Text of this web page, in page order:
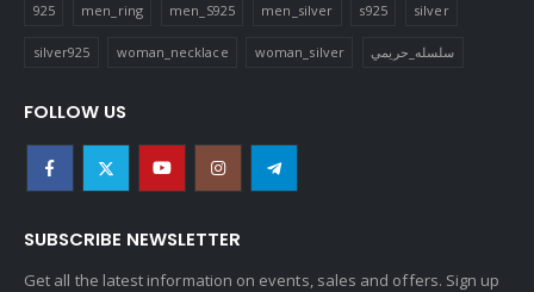
925 men_ring men_S925 men_silver s925 silver
silver925 woman_necklace woman_silver سلسله_حريمي
FOLLOW US
SUBSCRIBE NEWSLETTER
Get all the latest information on events, sales and offers. Sign up